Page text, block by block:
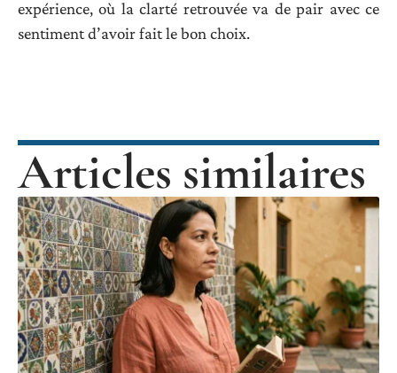
expérience, où la clarté retrouvée va de pair avec ce
sentiment d’avoir fait le bon choix.
Articles similaires